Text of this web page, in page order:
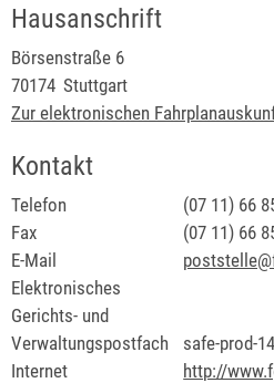
Hausanschrift
Börsenstraße 6
70174 Stuttgart
Zur elektronischen
Kontakt
Telefon (07 11) 66
Fax
(07 11) 66
E-Mail
Elektronisches
Gerichts- und
Verwaltungspostfach
safe-prod-
Internet
http://